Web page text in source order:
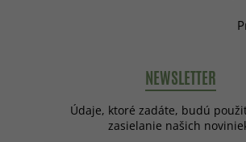
NEWSLETTER
Údaje, ktoré zadáte, budú
zasielanie našich